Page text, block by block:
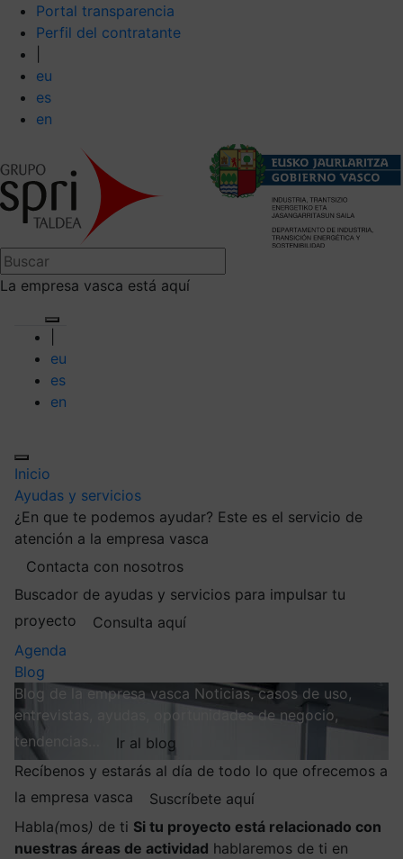
Portal transparencia
Perfil del contratante
eu
es
en
La empresa vasca está aquí
eu
es
en
Inicio
Ayudas y servicios
¿En que te podemos ayudar? Este es el servicio de
atención a la empresa vasca
Contacta con nosotros
Buscador de ayudas y servicios para impulsar tu
proyecto
Consulta aquí
Agenda
Blog
Blog de la empresa vasca Noticias, casos de uso,
entrevistas, ayudas, oportunidades de negocio,
tendencias…
Ir al blog
Recíbenos y estarás al día de todo lo que ofrecemos a
la empresa vasca
Suscríbete aquí
Habla(mos) de ti Si tu proyecto está relacionado con
nuestras áreas de actividad hablaremos de ti en